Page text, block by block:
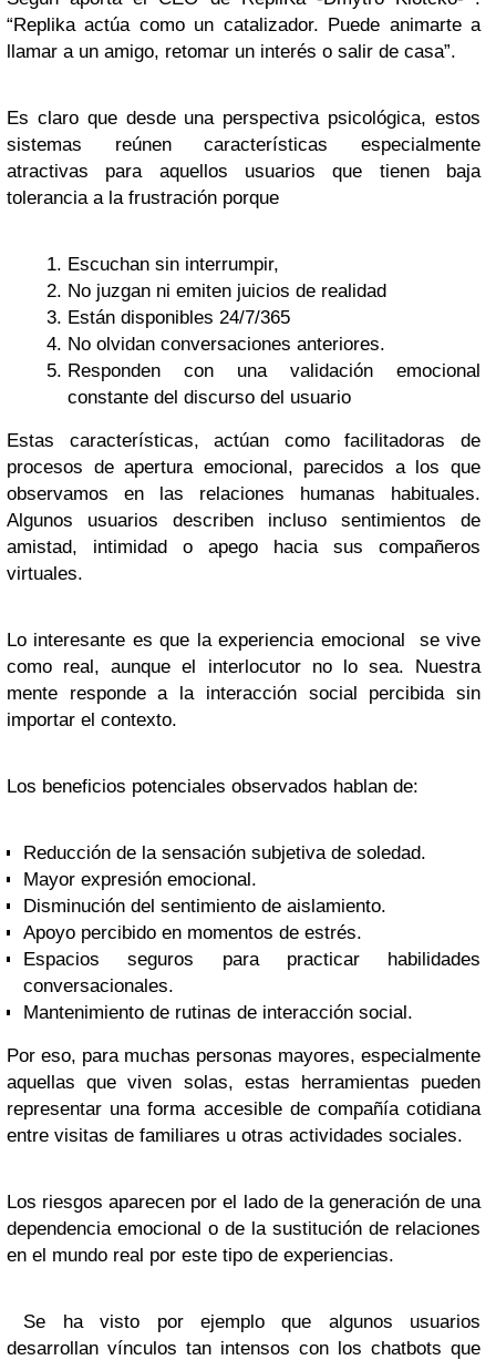
“Replika actúa como un catalizador. Puede animarte a
llamar a un amigo, retomar un interés o salir de casa”.
Es claro que desde una perspectiva psicológica, estos
sistemas reúnen características especialmente
atractivas para aquellos usuarios que tienen baja
tolerancia a la frustración porque
Escuchan sin interrumpir,
No juzgan ni emiten juicios de realidad
Están disponibles 24/7/365
No olvidan conversaciones anteriores.
Responden con una validación emocional
constante del discurso del usuario
Estas características, actúan como facilitadoras de
procesos de apertura emocional, parecidos a los que
observamos en las relaciones humanas habituales.
Algunos usuarios describen incluso sentimientos de
amistad, intimidad o apego hacia sus compañeros
virtuales.
Lo interesante es que la experiencia emocional se vive
como real, aunque el interlocutor no lo sea. Nuestra
mente responde a la interacción social percibida sin
importar el contexto.
Los beneficios potenciales observados hablan de:
Reducción de la sensación subjetiva de soledad.
Mayor expresión emocional.
Disminución del sentimiento de aislamiento.
Apoyo percibido en momentos de estrés.
Espacios seguros para practicar habilidades
conversacionales.
Mantenimiento de rutinas de interacción social.
Por eso, para muchas personas mayores, especialmente
aquellas que viven solas, estas herramientas pueden
representar una forma accesible de compañía cotidiana
entre visitas de familiares u otras actividades sociales.
Los riesgos aparecen por el lado de la generación de una
dependencia emocional o de la sustitución de relaciones
en el mundo real por este tipo de experiencias.
Se ha visto por ejemplo que algunos usuarios
desarrollan vínculos tan intensos con los chatbots que